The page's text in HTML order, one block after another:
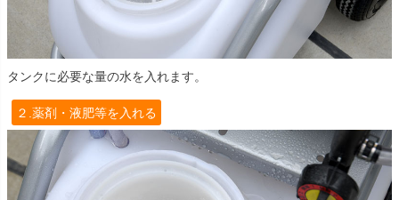
タンクに必要な量の水を入れます。
２.薬剤・液肥等を入れる